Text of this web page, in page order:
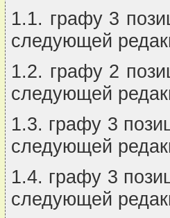
1.1. графу 3
следующей
1.2. графу 2
следующей
1.3. графу 3
следующей
1.4. графу 3
следующей